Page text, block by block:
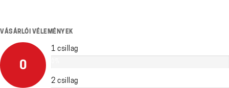
VÁSÁRLÓI VÉLEMÉNYEK
0
1 csillag
2 csillag